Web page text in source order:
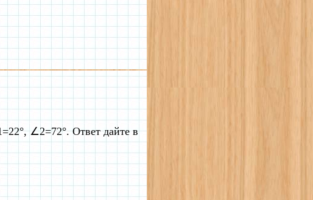
∠2=72°. Ответ дайте в